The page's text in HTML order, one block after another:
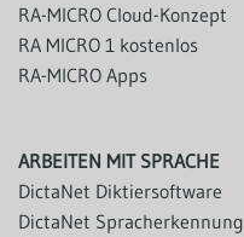
RA-MICRO Cloud-Konzept
RA MICRO 1 kostenlos
RA-MICRO Apps
ARBEITEN MIT SPRACHE
DictaNet Diktiersoftware
DictaNet Spracherkennung